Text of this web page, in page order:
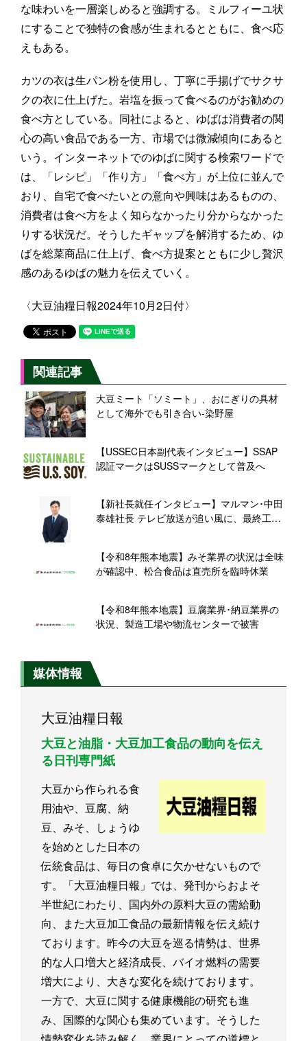
な味わいを一層楽しめると強調する。ミルフィーユ状
にすることで独特の食感が生まれるとともに、食べ応
えもある。
カツの衣は生パン粉を使用し、丁寧に手揚げでサクサ
クの衣に仕上げた。岩塩を振って食べるのがお勧めの
食べ方としている。同社によると、ゆばは消費者の関
心の高い食品である一方、市場では微減傾向にあると
いう。インターネットでのゆばに関する検索ワードで
は、「レシピ」「作り方」「食べ方」が上位に並んで
おり、自宅で食べたいとの意向や興味はあるものの、
消費者は食べ方をよく知らなかったり分からなかった
りする状況だ。そうしたギャップを解消するため、ゆ
ばを総菜商品に仕上げ、食べ方提案とともに少し贅沢
感のあるゆばの魅力を伝えていく。
〈大豆油糧日報2024年10月2日付〉
関連記事
大豆ミート「ソミート」、おにぎりの具材
として海外でも引き合い-染野屋
【USSEC日本副代表インタビュー】SSAP
認証マークはSUSSマークとして普及へ
【新社長就任インタビュー】マルマン･中田
泰雄社長 テレビ放送が追い風に、最終工程
【令和8年熊本地震】みそ業界の状況は全味
が確認中、松合食品は直売所を臨時休業
【令和8年熊本地震】豆腐業界･納豆業界の
状況、製造工場や物流センターで被害
媒体情報
大豆油糧日報
大豆と油脂・大豆加工食品の動向を伝え
る日刊専門紙
大豆から作られる食
用油や、豆腐、納
豆、みそ、しょうゆ
を始めとした日本の
伝統食品は、毎日の食卓に欠かせないもので
す。「大豆油糧日報」では、発刊からおよそ
半世紀にわたり、国内外の原料大豆の需給動
向、また大豆加工食品の最新情報を伝え続け
ております。昨今の大豆を巡る情勢は、世界
的な人口増大と経済成長、バイオ燃料の需要
増大により、大きな変化を続けております。
一方で、大豆に関する健康機能の研究も進
み、国際的な関心も集めています。そうした